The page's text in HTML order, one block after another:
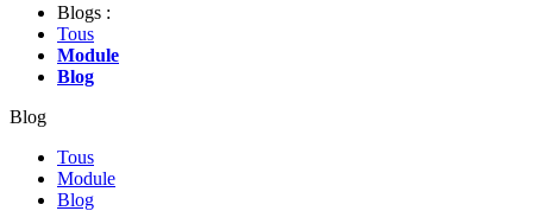
Blogs :
Tous
Module
Blog
Blog
Tous
Module
Blog